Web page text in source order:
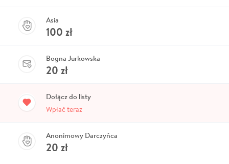
Asia
100 zł
Bogna Jurkowska
20 zł
Dołącz do listy
Wpłać teraz
Anonimowy Darczyńca
20 zł